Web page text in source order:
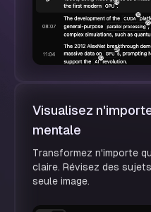
Visualisez
mentale
Transformez n'importe
claire. Révisez des
seule image.